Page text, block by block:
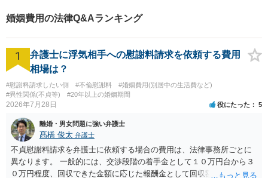
婚姻費用の法律Q&Aランキング
1
弁護士に浮気相手への慰謝料請求を依頼する費用
相場は？
#慰謝料請求したい側 #不倫慰謝料
#婚姻費用(別居中の生活費など)
#異性関係(不貞等)
#20年以上の婚姻期間
2026年7月28日 役にたった 5
離婚・男女問題に強い弁護士
髙橋 俊太 弁護士
不貞慰謝料請求を弁護士に依頼する場合の費用は、法律事務所ごとに
異なります。 一般的には、交渉段階の着手金として１０万円台から３
０万円程度、回収できた金額に応じた報酬金として回収額の１０％か